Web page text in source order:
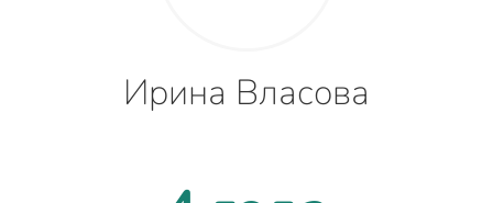
Ирина Власова